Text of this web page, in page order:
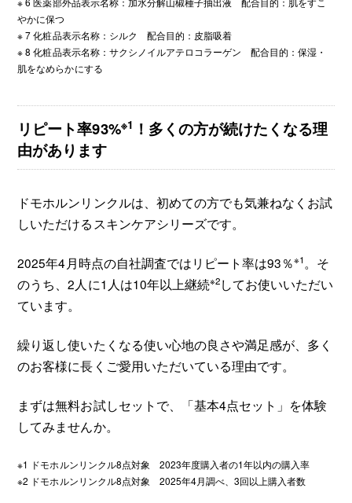
やかに保つ
※ 7 化粧品表示名称：シルク 配合目的：皮脂吸着
※ 8 化粧品表示名称：サクシノイルアテロコラーゲン 配合目的：保湿・
肌をなめらかにする
リピート率93%※1 ！多くの方が続けたくなる理
由があります
ドモホルンリンクルは、初めての方でも気兼ねなくお試
しいただけるスキンケアシリーズです。
2025年4月時点の自社調査ではリピート率は93％※1 。そ
のうち、2人に1人は10年以上継続※2してお使いいただい
ています。
繰り返し使いたくなる使い心地の良さや満足感が、多く
のお客様に長くご愛用いただいている理由です。
まずは無料お試しセットで、「基本4点セット」を体験
してみませんか。
※1 ドモホルンリンクル8点対象 2023年度購入者の1年以内の購入率
※2 ドモホルンリンクル8点対象 2025年4月調べ、3回以上購入者数